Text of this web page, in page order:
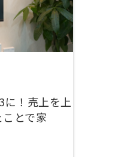
に！売上を上
とで家